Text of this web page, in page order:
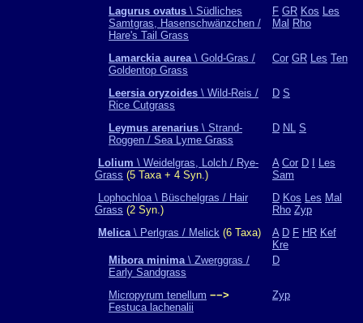
Lagurus ovatus \ Südliches
Samtgras, Hasenschwänzchen /
Hare's Tail Grass
F GR Kos Les
Mal Rho
Lamarckia aurea\ Gold-Gras /
Goldentop Grass
Cor GR Les Ten
Leersia oryzoides \ Wild-Reis /
Rice Cutgrass
D S
Leymus arenarius \ Strand-
Roggen / Sea Lyme Grass
D NL S
Lolium \ Weidelgras, Lolch / Rye-
Grass (5 Taxa + 4 Syn.)
A Cor D
Les
Sam
Lophochloa \ Büschelgras / Hair
Grass (2 Syn.)
D Kos Les Mal
Rho Zyp
Melica\ Perlgras / Melick (6 Taxa) A D F HR Kef
Kre
Mibora minima\ Zwerggras /
Early Sandgrass
D
Micropyrum tenellum −−>
Festuca lachenalii
Zyp